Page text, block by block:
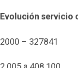
Evolución servicio
2000 – 327841